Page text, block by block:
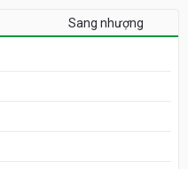
Sang nhượng